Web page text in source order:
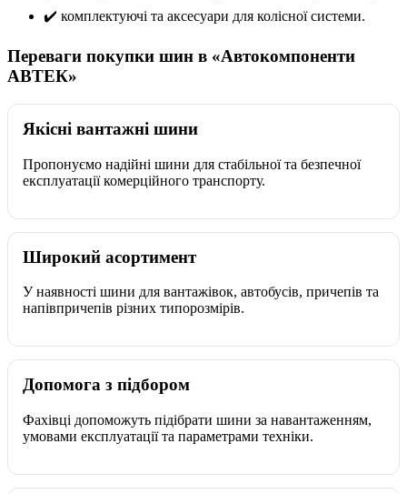
✔️ комплектуючі та аксесуари для колісної системи.
Переваги покупки шин в «Автокомпоненти
АВТЕК»
Якісні вантажні шини
Пропонуємо надійні шини для стабільної та безпечної
експлуатації комерційного транспорту.
Широкий асортимент
У наявності шини для вантажівок, автобусів, причепів та
напівпричепів різних типорозмірів.
Допомога з підбором
Фахівці допоможуть підібрати шини за навантаженням,
умовами експлуатації та параметрами техніки.